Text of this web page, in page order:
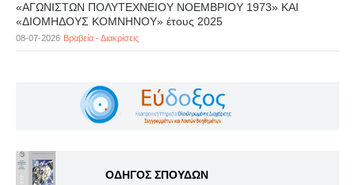
«ΑΓΩΝΙΣΤΩΝ ΠΟΛΥΤΕΧΝΕΙΟΥ ΝΟΕΜΒΡΙΟΥ 1973» ΚΑΙ
«ΔΙΟΜΗΔΟΥΣ ΚΟΜΝΗΝΟΥ» έτους 2025
08-07-2026 Βραβεία - Διακρίσεις
ΟΔΗΓΟΣ ΣΠΟΥΔΩΝ